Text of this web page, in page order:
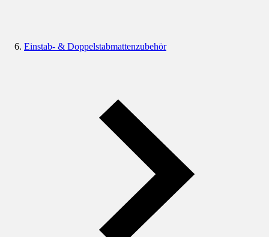
Einstab- & Doppelstabmattenzubehör